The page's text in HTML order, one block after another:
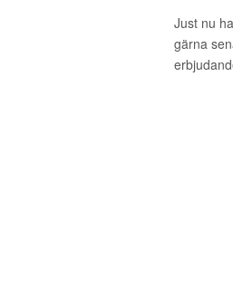
Just nu
gärna